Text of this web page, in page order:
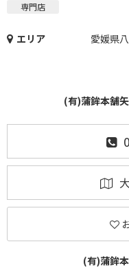
専門店
エリア 愛媛県
(有)蒲鉾本舗
(有)蒲鉾